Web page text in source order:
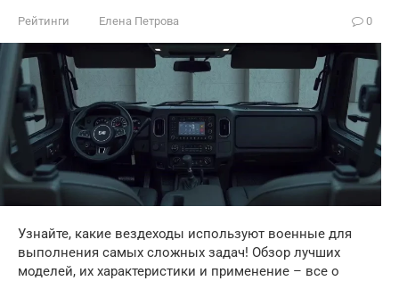
Рейтинги Елена Петрова 0
Узнайте, какие вездеходы используют военные для
выполнения самых сложных задач! Обзор лучших
моделей, их характеристики и применение – все о